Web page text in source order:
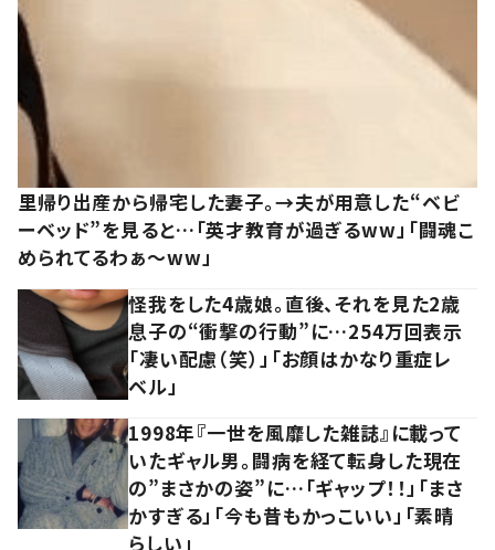
里帰り出産から帰宅した妻子。→夫が用意した“ベビ
ーベッド”を見ると…「英才教育が過ぎるww」「闘魂こ
められてるわぁ～ww」
怪我をした4歳娘。直後、それを見た2歳
息子の“衝撃の行動”に…254万回表示
「凄い配慮（笑）」「お顔はかなり重症レ
ベル」
1998年『一世を風靡した雑誌』に載って
いたギャル男。闘病を経て転身した現在
の”まさかの姿”に…「ギャップ！！」「まさ
かすぎる」「今も昔もかっこいい」「素晴
らしい」